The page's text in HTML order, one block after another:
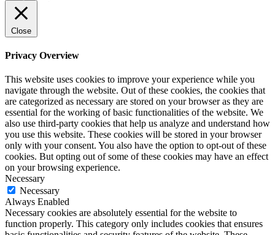
Close
Privacy Overview
This website uses cookies to improve your experience while you
navigate through the website. Out of these cookies, the cookies that
are categorized as necessary are stored on your browser as they are
essential for the working of basic functionalities of the website. We
also use third-party cookies that help us analyze and understand how
you use this website. These cookies will be stored in your browser
only with your consent. You also have the option to opt-out of these
cookies. But opting out of some of these cookies may have an effect
on your browsing experience.
Necessary
Necessary
Always Enabled
Necessary cookies are absolutely essential for the website to
function properly. This category only includes cookies that ensures